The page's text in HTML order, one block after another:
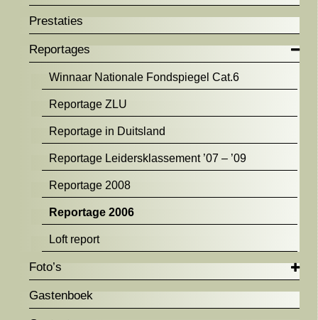
Prestaties
Reportages
Winnaar Nationale Fondspiegel Cat.6
Reportage ZLU
Reportage in Duitsland
Reportage Leidersklassement ’07 – ’09
Reportage 2008
Reportage 2006
Loft report
Foto’s
Gastenboek